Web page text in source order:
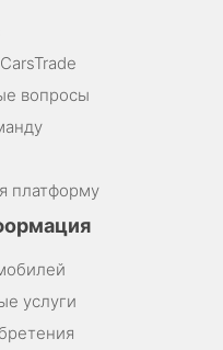
вопросы
платформу
услуги